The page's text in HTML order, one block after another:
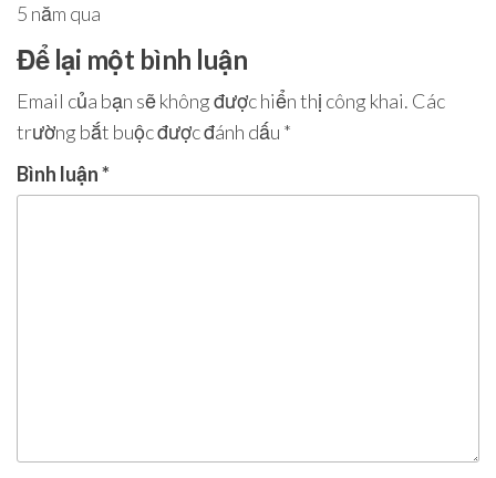
5 năm qua
Để lại một bình luận
Email của bạn sẽ không được hiển thị công khai. Các
trường bắt buộc được đánh dấu *
Bình luận*